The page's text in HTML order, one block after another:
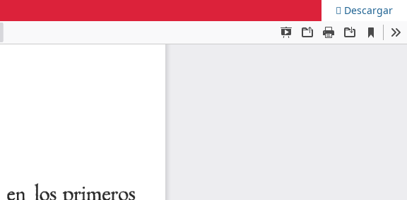
Descargar